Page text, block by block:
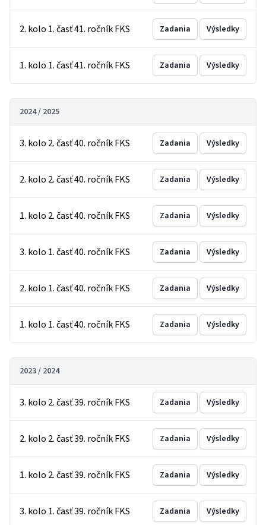
2. kolo 1. časť 41. ročník FKS Zadania Výsledky
1. kolo 1. časť 41. ročník FKS Zadania Výsledky
2024 / 2025
3. kolo 2. časť 40. ročník FKS Zadania Výsledky
2. kolo 2. časť 40. ročník FKS Zadania Výsledky
1. kolo 2. časť 40. ročník FKS Zadania Výsledky
3. kolo 1. časť 40. ročník FKS Zadania Výsledky
2. kolo 1. časť 40. ročník FKS Zadania Výsledky
1. kolo 1. časť 40. ročník FKS Zadania Výsledky
2023 / 2024
3. kolo 2. časť 39. ročník FKS Zadania Výsledky
2. kolo 2. časť 39. ročník FKS Zadania Výsledky
1. kolo 2. časť 39. ročník FKS Zadania Výsledky
3. kolo 1. časť 39. ročník FKS Zadania Výsledky